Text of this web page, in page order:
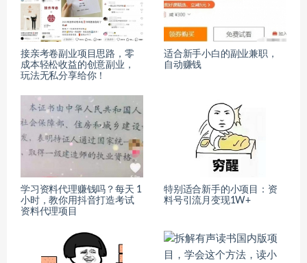
接亲考卷副业项目思路，零
成本轻松收益的创意副业，
玩法无私分享给你！
适合新手小白的副业兼职，
自动赚钱
学习资料代理赚钱吗？每天 1
小时，教你用抖音打造考试
资料代理项目
特别适合新手的小项目：资
料号引流月变现1W+